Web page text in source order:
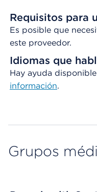
Requisitos para
Es posible que
este proveedor.
Idiomas que
Hay ayuda
información.
Grupos